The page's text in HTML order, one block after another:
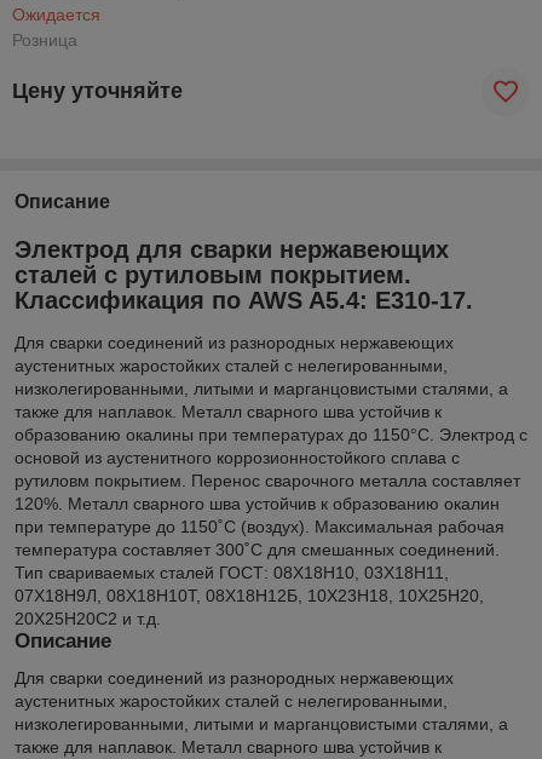
Ожидается
Розница
Цену уточняйте
Описание
Электрод для сварки нержавеющих
сталей с рутиловым покрытием.
Классификация по AWS A5.4: E310-17.
Для сварки соединений из разнородных нержавеющих
аустенитных жаростойких сталей с нелегированными,
низколегированными, литыми и марганцовистыми сталями, а
также для наплавок. Металл сварного шва устойчив к
образованию окалины при температурах до 1150°С. Электрод с
основой из аустенитного коррозионностойкого сплава с
рутиловм покрытием. Перенос сварочного металла составляет
120%. Металл сварного шва устойчив к образованию окалин
при температуре до 1150˚С (воздух). Максимальная рабочая
температура составляет 300˚С для смешанных соединений.
Тип свариваемых сталей ГОСТ: 08Х18Н10, 03Х18Н11,
07Х18Н9Л, 08Х18Н10Т, 08Х18Н12Б, 10X23Н18, 10Х25Н20,
20Х25Н20С2 и т.д.
Описание
Для сварки соединений из разнородных нержавеющих
аустенитных жаростойких сталей с нелегированными,
низколегированными, литыми и марганцовистыми сталями, а
также для наплавок. Металл сварного шва устойчив к